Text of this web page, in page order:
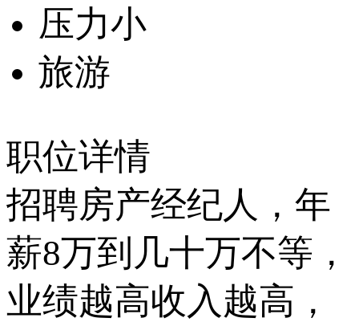
压力小
旅游
职位详情
招聘房产经纪人，年
薪8万到几十万不等，
业绩越高收入越高，